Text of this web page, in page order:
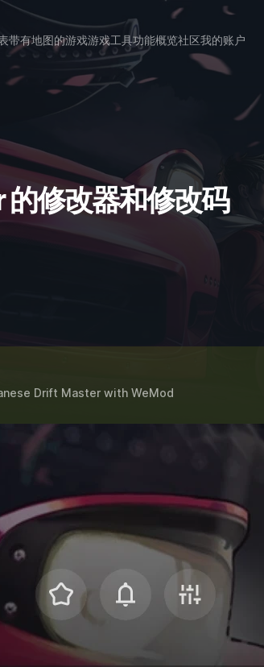
带有地图的游戏游戏工具功能概览社区我的账户
修改器和修改码
Drift Master with WeMod